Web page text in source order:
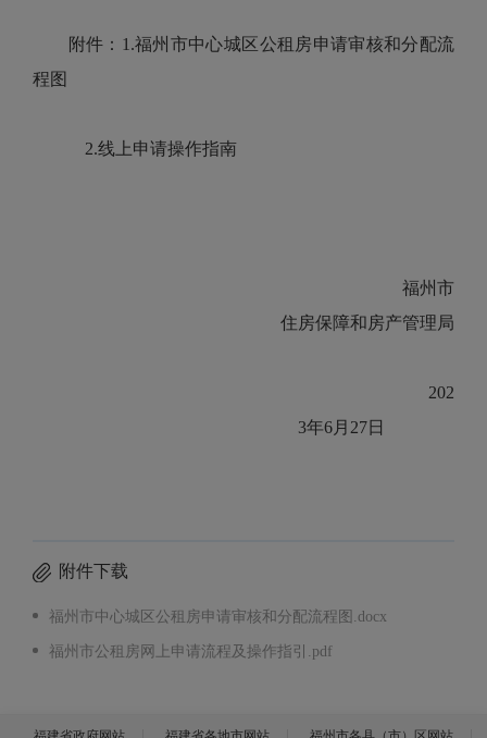
附件：1.福州市中心城区公租房申请审核和分配流
程图
2.线上申请操作指南
福州市
住房保障和房产管理局
202
3年6月27日
附件下载
福州市中心城区公租房申请审核和分配流程图.docx
福州市公租房网上申请流程及操作指引.pdf